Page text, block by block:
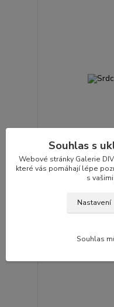
Srdce plné
Souhlas s
Webové stránky Galerie
které vás pomáhají lépe
s
Nastavení
Souhlas